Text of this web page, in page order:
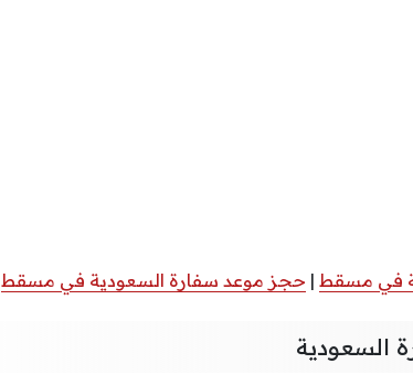
في مسقط | حجز موعد سفارة السعودية في مسقط
السعودية